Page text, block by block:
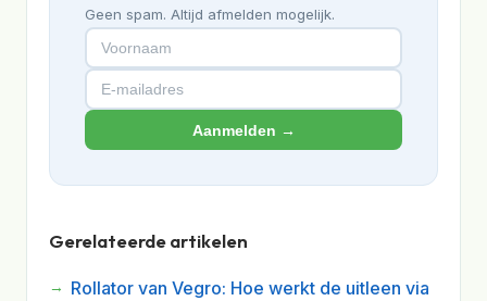
Geen spam. Altijd afmelden mogelijk.
Aanmelden →
Gerelateerde artikelen
Rollator van Vegro: Hoe werkt de uitleen via